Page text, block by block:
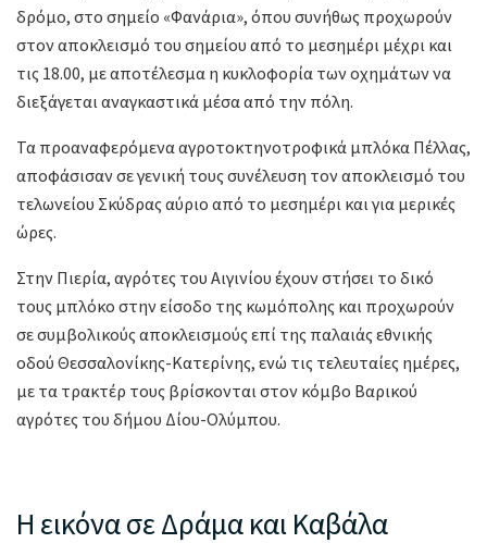
δρόμο, στο σημείο «Φανάρια», όπου συνήθως προχωρούν
στον αποκλεισμό του σημείου από το μεσημέρι μέχρι και
τις 18.00, με αποτέλεσμα η κυκλοφορία των οχημάτων να
διεξάγεται αναγκαστικά μέσα από την πόλη.
Τα προαναφερόμενα αγροτοκτηνοτροφικά μπλόκα Πέλλας,
αποφάσισαν σε γενική τους συνέλευση τον αποκλεισμό του
τελωνείου Σκύδρας αύριο από το μεσημέρι και για μερικές
ώρες.
Στην Πιερία, αγρότες του Αιγινίου έχουν στήσει το δικό
τους μπλόκο στην είσοδο της κωμόπολης και προχωρούν
σε συμβολικούς αποκλεισμούς επί της παλαιάς εθνικής
οδού Θεσσαλονίκης-Κατερίνης, ενώ τις τελευταίες ημέρες,
με τα τρακτέρ τους βρίσκονται στον κόμβο Βαρικού
αγρότες του δήμου Δίου-Ολύμπου.
Η εικόνα σε Δράμα και Καβάλα